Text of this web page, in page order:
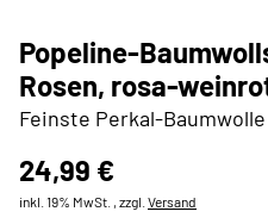
Popeline-
Rosen, rosa-
Feinste Perkal-
24,99 €
inkl. 19% MwSt. , zzgl. Versand